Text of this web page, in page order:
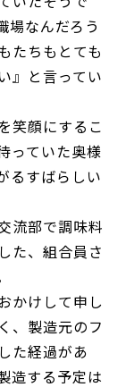
場なんだろう
たちもとても
』と言ってい
笑顔にするこ
っていた奥様
るすばらしい
流部で調味料
た、組合員さ
かけして申し
、製造元のフ
た経過があ
造する予定は